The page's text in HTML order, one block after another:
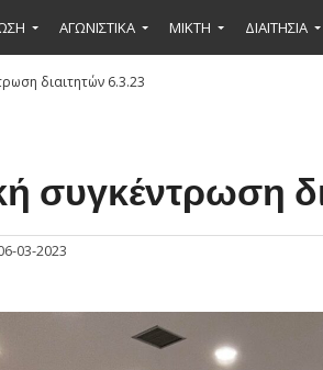
ΑΓΩΝΙΣΤΙΚΑ ΜΙΚΤΉ ΔΙΑΙΤΗΣΙΑ
διαιτητών 6.3.23
συγκέντρωση
03-2023